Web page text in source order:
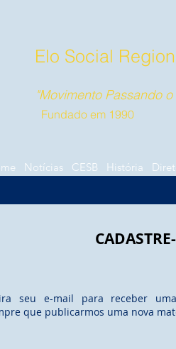
"Movimento Passando
Fundado em 1990
Notícias CESB História
Elo Social
seu e-mail para receber
que publicarmos uma nova